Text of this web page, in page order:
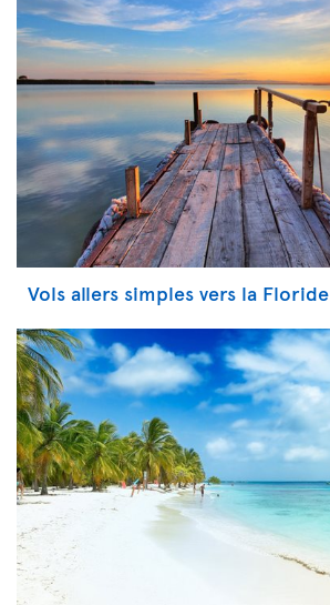
Vols allers simples vers la Floride